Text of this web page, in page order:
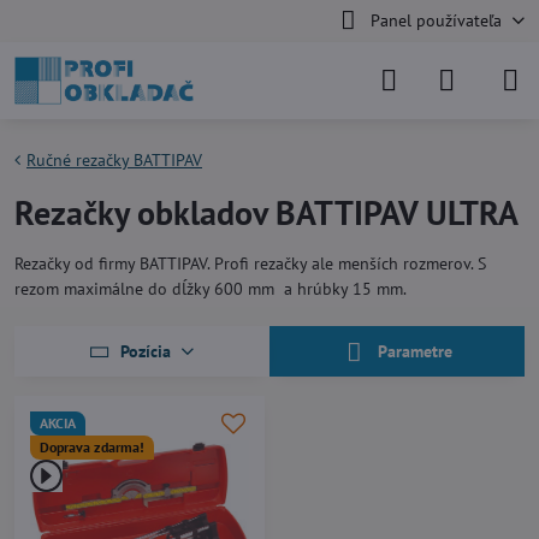
Panel používateľa
Ručné rezačky BATTIPAV
Rezačky obkladov BATTIPAV ULTRA
Rezačky od firmy BATTIPAV. Profi rezačky ale menších rozmerov. S
rezom maximálne do dĺžky 600 mm a hrúbky 15 mm.
Pozícia Parametre
AKCIA
Doprava zdarma!